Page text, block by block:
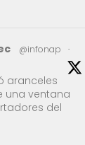
@infonap
·
aranceles
una ventana
del